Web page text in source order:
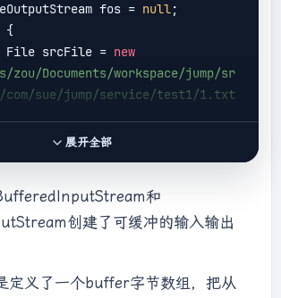
try
if (fis != null
fis.close();
}
            }
catch (IOException e) {
FileOutputStream fos =
null ;
{
            File srcFile =
new
zou/Documents/workspace/jump/sr
com/sue/jump/service/test1/1.txt
            File destFile =
            fis =
new
展开全部
和
创建了可缓冲的输入输出
定义了一个buffer字节数组，把从